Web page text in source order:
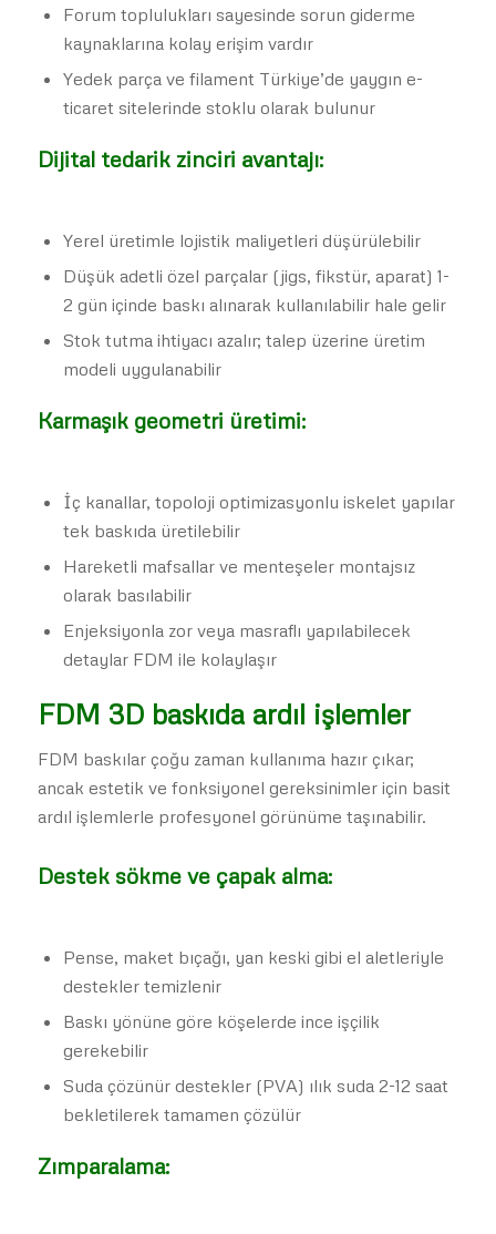
Forum toplulukları sayesinde sorun giderme
kaynaklarına kolay erişim vardır
Yedek parça ve filament Türkiye’de yaygın e-
ticaret sitelerinde stoklu olarak bulunur
Dijital tedarik zinciri avantajı:
Yerel üretimle lojistik maliyetleri düşürülebilir
Düşük adetli özel parçalar (jigs, fikstür, aparat) 1-
2 gün içinde baskı alınarak kullanılabilir hale gelir
Stok tutma ihtiyacı azalır; talep üzerine üretim
modeli uygulanabilir
Karmaşık geometri üretimi:
İç kanallar, topoloji optimizasyonlu iskelet yapılar
tek baskıda üretilebilir
Hareketli mafsallar ve menteşeler montajsız
olarak basılabilir
Enjeksiyonla zor veya masraflı yapılabilecek
detaylar FDM ile kolaylaşır
FDM 3D baskıda ardıl işlemler
FDM baskılar çoğu zaman kullanıma hazır çıkar;
ancak estetik ve fonksiyonel gereksinimler için basit
ardıl işlemlerle profesyonel görünüme taşınabilir.
Destek sökme ve çapak alma:
Pense, maket bıçağı, yan keski gibi el aletleriyle
destekler temizlenir
Baskı yönüne göre köşelerde ince işçilik
gerekebilir
Suda çözünür destekler (PVA) ılık suda 2-12 saat
bekletilerek tamamen çözülür
Zımparalama: